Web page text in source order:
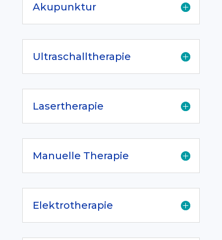
Akupunktur
Ultraschalltherapie
Lasertherapie
Manuelle Therapie
Elektrotherapie